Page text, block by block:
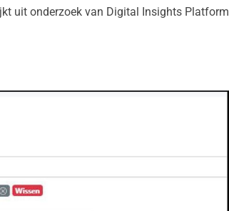
uit onderzoek van Digital Insights Platform